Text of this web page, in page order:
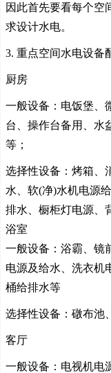
因此首先要看每个空
求设计水电。
3. 重点空间水电设备
厨房
一般设备：电饭堡、
台、操作台备用、水
等；
选择性设备：烤箱、
水、软(净)水机电源
排水、橱柜灯电源、
浴室
一般设备：浴霸、镜
电源及给水、洗衣机
桶给排水等
选择性设备：礅布池
客厅
一般设备：电视机电